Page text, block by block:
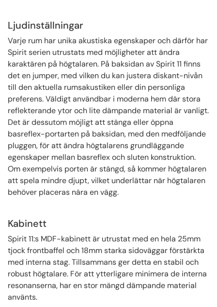
Ljudinställningar
Varje rum har unika akustiska egenskaper och därför har
Spirit serien utrustats med möjligheter att ändra
karaktären på högtalaren. På baksidan av Spirit 11 finns
det en jumper, med vilken du kan justera diskant-nivån
till den aktuella rumsakustiken eller din personliga
preferens. Väldigt användbar i moderna hem där stora
reflekterande ytor och lite dämpande material är vanligt.
Det är dessutom möjligt att stänga eller öppna
basreflex-portarten på baksidan, med den medföljande
pluggen, för att ändra högtalarens grundläggande
egenskaper mellan basreflex och sluten konstruktion.
Om exempelvis porten är stängd, så kommer högtalaren
att spela mindre djupt, vilket underlättar när högtalaren
behöver placeras nära en vägg.
Kabinett
Spirit 11:s MDF-kabinett är utrustat med en hela 25mm
tjock frontbaffel och 18mm starka sidoväggar förstärkta
med interna stag. Tillsammans ger detta en stabil och
robust högtalare. För att ytterligare minimera de interna
resonanserna, har en stor mängd dämpande material
använts.